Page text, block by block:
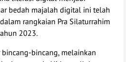
bedah majalah digital ini telah
rangkaian Pra Silaturrahim
2023.
bincang, melainkan